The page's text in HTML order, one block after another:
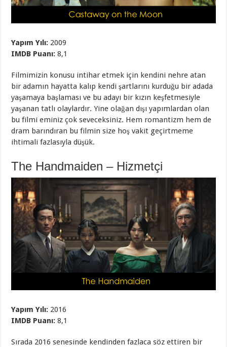
Yapım Yılı: 2009
IMDB Puanı: 8,1
Filmimizin konusu intihar etmek için kendini nehre atan
bir adamın hayatta kalıp kendi şartlarını kurduğu bir adada
yaşamaya başlaması ve bu adayı bir kızın keşfetmesiyle
yaşanan tatlı olaylardır. Yine olağan dışı yapımlardan olan
bu filmi eminiz çok seveceksiniz. Hem romantizm hem de
dram barındıran bu filmin size hoş vakit geçirtmeme
ihtimali fazlasıyla düşük.
The Handmaiden – Hizmetçi
Yapım Yılı: 2016
IMDB Puanı: 8,1
Sırada 2016 senesinde kendinden fazlaca söz ettiren bir